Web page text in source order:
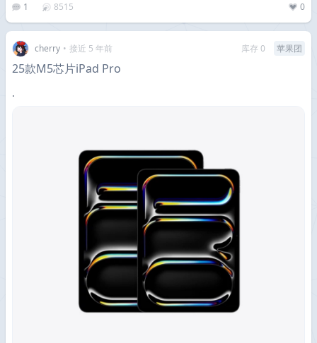
1 8515 0
cherry • 接近 5 年前 库存 0 苹果团
25款M5芯片iPad Pro
.